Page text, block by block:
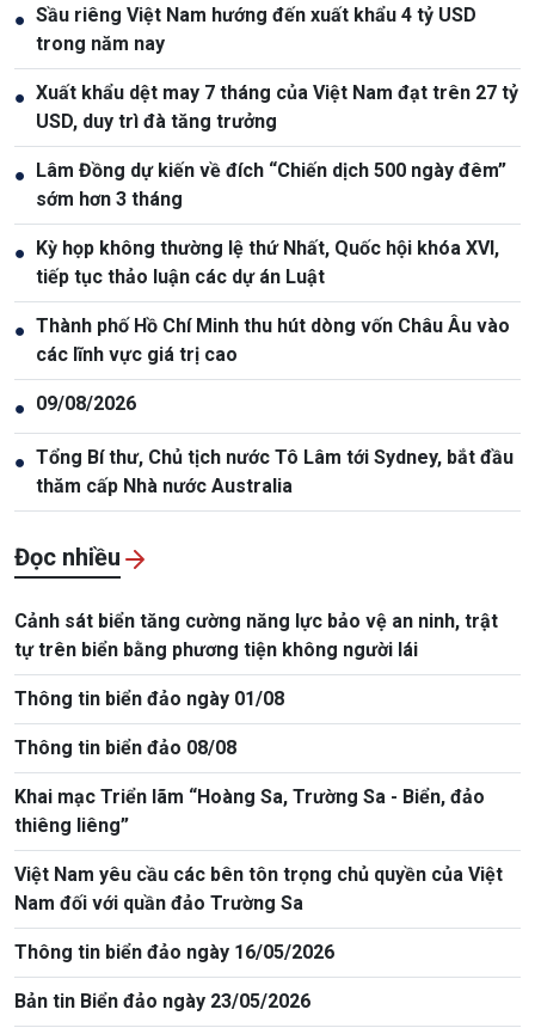
● Sầu riêng Việt Nam hướng đến xuất khẩu 4 tỷ USD
trong năm nay
● Xuất khẩu dệt may 7 tháng của Việt Nam đạt trên 27 tỷ
USD, duy trì đà tăng trưởng
● Lâm Đồng dự kiến về đích “Chiến dịch 500 ngày đêm”
sớm hơn 3 tháng
● Kỳ họp không thường lệ thứ Nhất, Quốc hội khóa XVI,
tiếp tục thảo luận các dự án Luật
● Thành phố Hồ Chí Minh thu hút dòng vốn Châu Âu vào
các lĩnh vực giá trị cao
● 09/08/2026
● Tổng Bí thư, Chủ tịch nước Tô Lâm tới Sydney, bắt đầu
thăm cấp Nhà nước Australia
Đọc nhiều
Cảnh sát biển tăng cường năng lực bảo vệ an ninh, trật
tự trên biển bằng phương tiện không người lái
Thông tin biển đảo ngày 01/08
Thông tin biển đảo 08/08
Khai mạc Triển lãm “Hoàng Sa, Trường Sa - Biển, đảo
thiêng liêng”
Việt Nam yêu cầu các bên tôn trọng chủ quyền của Việt
Nam đối với quần đảo Trường Sa
Thông tin biển đảo ngày 16/05/2026
Bản tin Biển đảo ngày 23/05/2026